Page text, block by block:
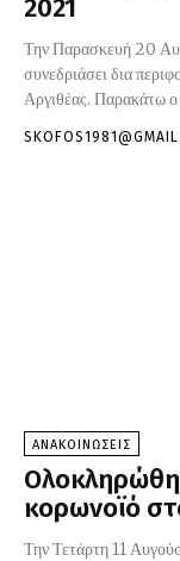
2021
Την Παρασκευή 20
συνεδριάσει δια
ΑΝΑΚΟΙΝΩΣΕΙΣ
κορωνοϊό
Την Τετάρτη 11